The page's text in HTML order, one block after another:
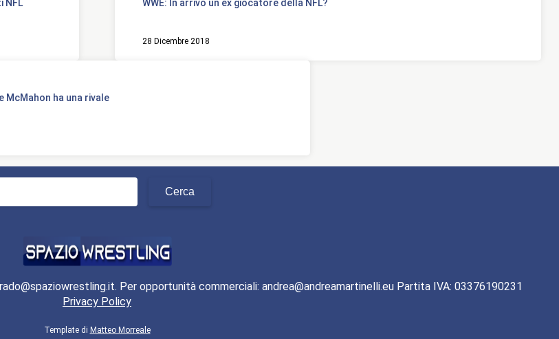
NFL
WWE: In arrivo un ex giocatore della NFL?
28 Dicembre 2018
McMahon ha una rivale
Per opportunità commerciali: andrea@andreamartinelli.eu Partita IVA: 03376190231
Privacy Policy
Template di Matteo Morreale